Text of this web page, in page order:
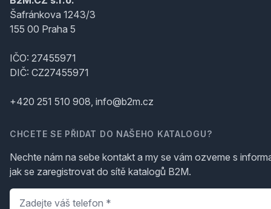
Šafránkova 1243/3
155 00 Praha 5
IČO: 27455971
DIČ: CZ27455971
+420 251 510 908, info@b2m.cz
CHCETE SE PŘIDAT DO NAŠEHO KATALOGU?
Nechte nám na sebe kontakt a my se vám ozveme s
jak se zaregistrovat do sítě katalogů B2M.
Telefon